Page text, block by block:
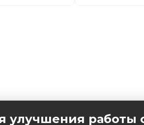
улучшения работы